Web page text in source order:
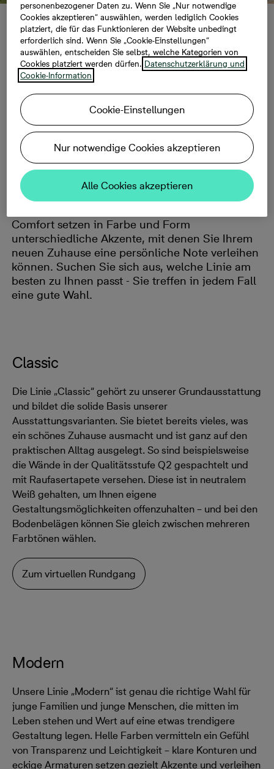
Schönefeld
Unsere
Ausstattungskonzept
e für Ihr neues
Zuhause
Comfort setzen in Farbe und Form
unterschiedliche Akzente, mit denen Sie Ihrem
neuen Zuhause eine persönliche Note verleihen
können. Suchen Sie sich aus, welche Linie am
besten zu Ihnen passt - Sie treffen in jedem Fall
eine gute Wahl.
Classic
Die Linie „Classic“ gehört zu unserer Grundausstattung
und bildet die solide Basis unserer
Ausstattungsvarianten. Sie bietet bereits vieles, was
ein schönes Zuhause ausmacht und ist ganz auf den
praktischen Alltag ausgelegt. So sind beispielsweise
die Wände in der Qualitätsstufe Q2 gespachtelt und
mit Raufasertapete versehen. Diese ist in neutralem
Weiß gehalten, um Ihnen eigene
Gestaltungsmöglichkeiten offenzuhalten – und bei den
Bodenbelägen können Sie gleich zwischen mehreren
Farbtönen wählen.
Zum virtuellen Rundgang
Modern
Unsere Linie „Modern“ ist genau die richtige Wahl für
junge Familien und junge Menschen, die mitten im
Leben stehen und Wert auf eine etwas trendigere
Gestaltung legen. Helle Farben vermitteln ein Gefühl
von Transparenz und Leichtigkeit – klare Konturen und
eckige Armaturen setzen gezielt Akzente und verleihen
personenbezogener Daten zu. Wenn Sie „Nur notwendige
Cookies akzeptieren“ auswählen, werden lediglich Cookies
platziert, die für das Funktionieren der Website unbedingt
erforderlich sind. Wenn Sie „Cookie-Einstellungen“
auswählen, entscheiden Sie selbst, welche Kategorien von
Cookies platziert werden dürfen. Datenschutzerklärung und
Cookie-Information
Cookie-Einstellungen
Nur notwendige Cookies akzeptieren
Alle Cookies akzeptieren